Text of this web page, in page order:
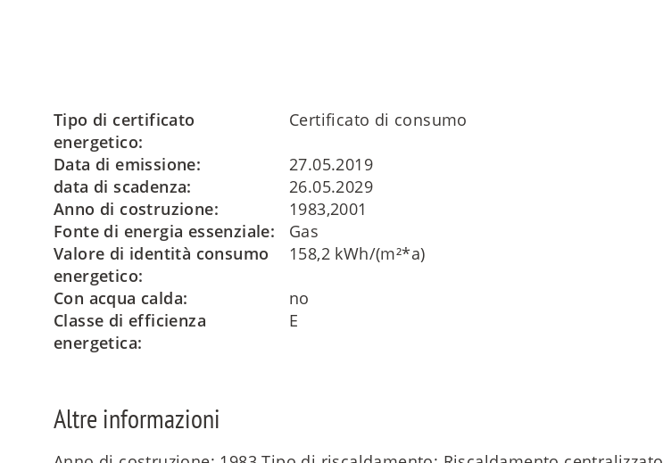
Tipo di certificato
energetico:
Certificato di consumo
Data di emissione:
27.05.2019
data di scadenza:
26.05.2029
Anno di costruzione:
1983,2001
Fonte di energia essenziale:
Gas
Valore di identità consumo
energetico:
158,2 kWh/(m²*a)
Con acqua calda:
no
Classe di efficienza
energetica:
E
Altre informazioni